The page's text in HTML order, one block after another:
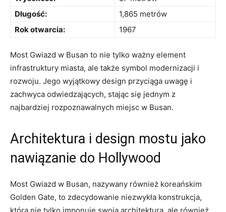
Długość:
1,865‌ metrów
Rok otwarcia:
1967
Most Gwiazd w Busan to nie⁣ tylko ważny element⁢
infrastruktury miasta, ale także symbol modernizacji i
rozwoju. Jego wyjątkowy ⁤design przyciąga uwagę i
zachwyca odwiedzających, stając się jednym z
najbardziej rozpoznawalnych miejsc w Busan.
Architektura i design mostu jako
nawiązanie do Hollywood
Most Gwiazd w Busan, nazywany również koreańskim⁤
Golden Gate, to⁢ zdecydowanie niezwykła ⁣konstrukcja,
która nie tylko imponuje swoją architekturą, ‍ale również